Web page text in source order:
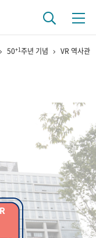
영상 기록물
50+1주년 기념 VR 역사관